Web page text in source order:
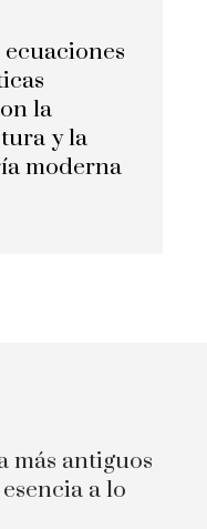
ecuaciones
la
y la
moderna
más antiguos
a lo